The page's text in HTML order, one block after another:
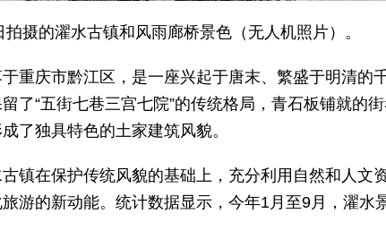
摄的濯水古镇和风雨廊桥景色（无人机照片）。
重庆市黔江区，是一座兴起于唐末、繁盛于明清的
了“五街七巷三宫七院”的传统格局，青石板铺就的
了独具特色的土家建筑风貌。
镇在保护传统风貌的基础上，充分利用自然和人文
游的新动能。统计数据显示，今年1月至9月，濯水